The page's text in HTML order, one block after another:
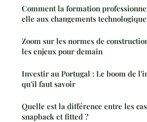
Comment la formation
elle aux changements
Zoom sur les normes de
les enjeux pour demain
Investir au Portugal : Le boom de
qu'il faut savoir
Quelle est la différence entre les
snapback et fitted ?